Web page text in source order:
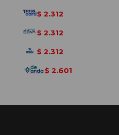
$ 2.312
$ 2.312
$ 2.312
$ 2.601